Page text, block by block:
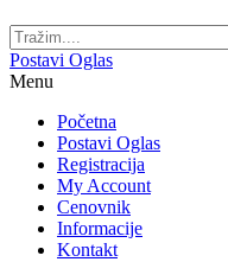
Postavi Oglas
Menu
Početna
Postavi Oglas
Registracija
My Account
Cenovnik
Informacije
Kontakt